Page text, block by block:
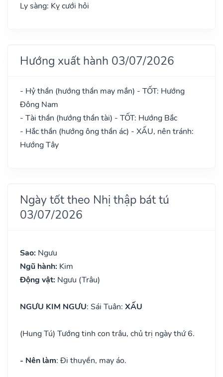
Ly sàng: Kỵ cưới hỏi
Hướng xuất hành 03/07/2026
- Hỷ thần (hướng thần may mắn) - TỐT: Hướng
Đông Nam
- Tài thần (hướng thần tài) - TỐT: Hướng Bắc
- Hắc thần (hướng ông thần ác) - XẤU, nên tránh:
Hướng Tây
Ngày tốt theo Nhị thập bát tú
03/07/2026
Sao: Ngưu
Ngũ hành: Kim
Động vật: Ngưu (Trâu)
NGƯU KIM NGƯU: Sái Tuân: XẤU
(Hung Tú) Tướng tinh con trâu, chủ trị ngày thứ 6.
- Nên làm: Đi thuyền, may áo.